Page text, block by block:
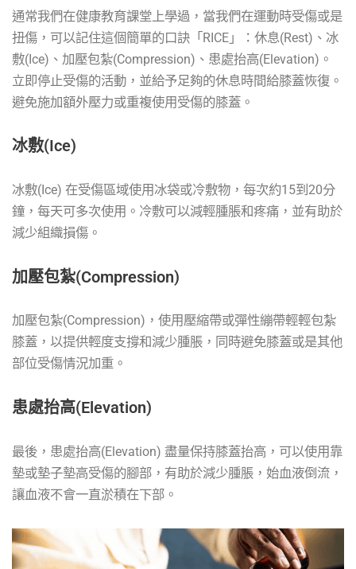
通常我們在健康教育課堂上學過，當我們在運動時受傷或是
扭傷，可以記住這個簡單的口訣「RICE」：休息(Rest)、冰
敷(Ice)、加壓包紮(Compression)、患處抬高(Elevation)。
立即停止受傷的活動，並給予足夠的休息時間給膝蓋恢復。
避免施加額外壓力或重複使用受傷的膝蓋。
冰敷(Ice)
冰敷(Ice) 在受傷區域使用冰袋或冷敷物，每次約15到20分
鐘，每天可多次使用。冷敷可以減輕腫脹和疼痛，並有助於
減少組織損傷。
加壓包紮(Compression)
加壓包紮(Compression)，使用壓縮帶或彈性繃帶輕輕包紮
膝蓋，以提供輕度支撐和減少腫脹，同時避免膝蓋或是其他
部位受傷情況加重。
患處抬高(Elevation)
最後，患處抬高(Elevation) 盡量保持膝蓋抬高，可以使用靠
墊或墊子墊高受傷的腳部，有助於減少腫脹，始血液倒流，
讓血液不會一直淤積在下部。